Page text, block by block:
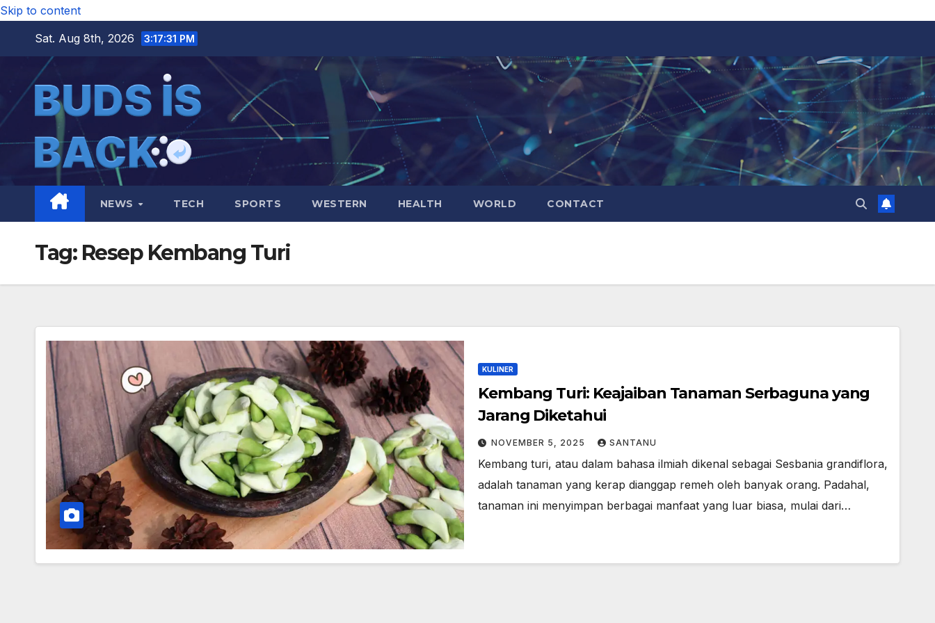
Skip to content
Sat. Aug 8th, 2026
3:17:32 PM
NEWS TECH SPORTS WESTERN HEALTH WORLD CONTACT
Tag: Resep Kembang Turi
KULINER
Kembang Turi: Keajaiban Tanaman Serbaguna yang
Jarang Diketahui
NOVEMBER 5, 2025 SANTANU
Kembang turi, atau dalam bahasa ilmiah dikenal sebagai Sesbania grandiflora,
adalah tanaman yang kerap dianggap remeh oleh banyak orang. Padahal,
tanaman ini menyimpan berbagai manfaat yang luar biasa, mulai dari…